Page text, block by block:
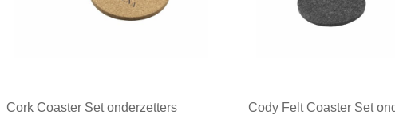
Cork Coaster Set onderzetters Cody Felt Coaster Set